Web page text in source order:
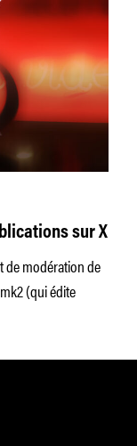
sur X
de modération de
(qui édite